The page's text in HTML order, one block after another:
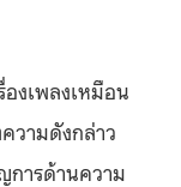
งเพลงเหมือน
วามดังกล่าว
การด้านความ